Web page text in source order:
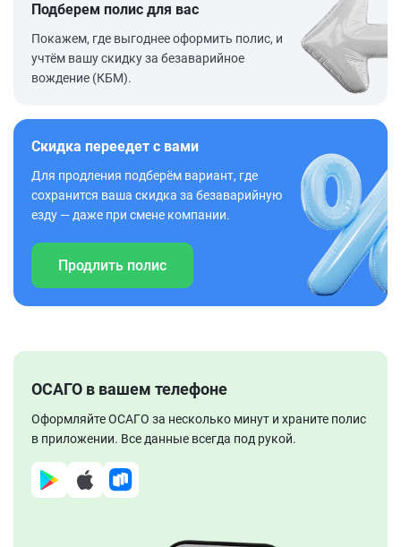
Подберем полис для вас
Покажем, где выгоднее оформить полис, и
учтём вашу скидку за безаварийное
вождение (КБМ).
Скидка переедет с вами
Для продления подберём вариант, где
сохранится ваша скидка за безаварийную
езду — даже при смене компании.
Продлить полис
ОСАГО в вашем телефоне
Оформляйте ОСАГО за несколько минут и храните полис
в приложении. Все данные всегда под рукой.